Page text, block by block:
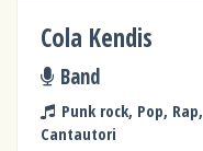
Cola Kendis
Band
Punk rock, Pop, Rap,
Cantautori